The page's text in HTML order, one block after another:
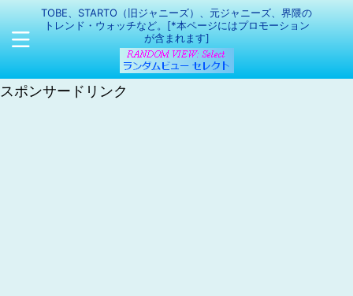
TOBE、STARTO（旧ジャニーズ）、元ジャニーズ、界隈の
トレンド・ウォッチなど。[*本ページにはプロモーション
が含まれます]
スポンサードリンク